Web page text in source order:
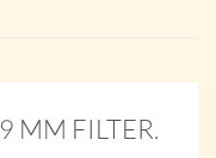
MM FILTER.